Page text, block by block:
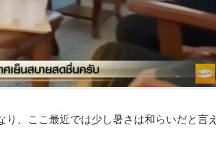
、ここ最近では少し暑さは和らいだと言え